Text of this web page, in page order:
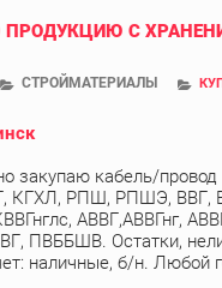
С
СТРОЙМАТЕРИАЛЫ
закупаю кабель/провод
КГХЛ, РПШ, РПШЭ, ВВГ,
АВВГ,АВВГнг,
ПВББШВ. Остатки,
наличные, б/н. Любой